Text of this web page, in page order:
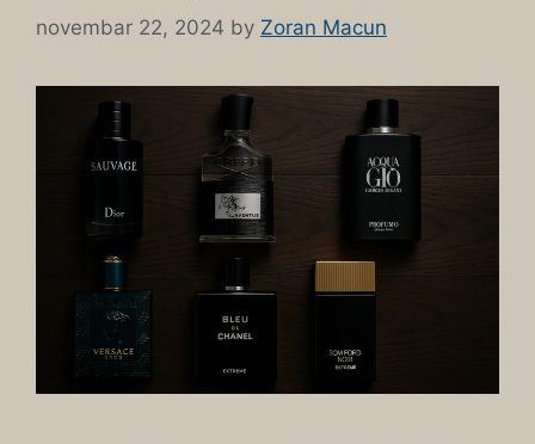
novembar 22, 2024 by Zoran Macun